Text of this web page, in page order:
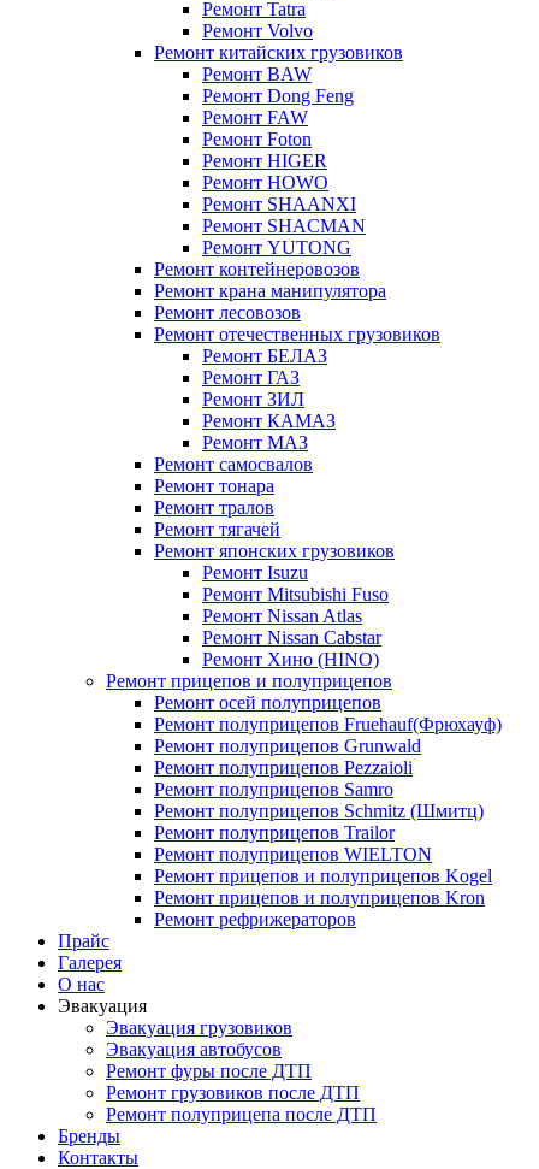
Ремонт Tatra
Ремонт Volvo
Ремонт китайских грузовиков
Ремонт BAW
Ремонт Dong Feng
Ремонт FAW
Ремонт Foton
Ремонт HIGER
Ремонт HOWO
Ремонт SHAANXI
Ремонт SHACMAN
Ремонт YUTONG
Ремонт контейнеровозов
Ремонт крана манипулятора
Ремонт лесовозов
Ремонт отечественных грузовиков
Ремонт БЕЛАЗ
Ремонт ГАЗ
Ремонт ЗИЛ
Ремонт КАМАЗ
Ремонт МАЗ
Ремонт самосвалов
Ремонт тонара
Ремонт тралов
Ремонт тягачей
Ремонт японских грузовиков
Ремонт Isuzu
Ремонт Mitsubishi Fuso
Ремонт Nissan Atlas
Ремонт Nissan Cabstar
Ремонт Хино (HINO)
Ремонт прицепов и полуприцепов
Ремонт осей полуприцепов
Ремонт полуприцепов Fruehauf(Фрюхауф)
Ремонт полуприцепов Grunwald
Ремонт полуприцепов Pezzaioli
Ремонт полуприцепов Samro
Ремонт полуприцепов Schmitz (Шмитц)
Ремонт полуприцепов Trailor
Ремонт полуприцепов WIELTON
Ремонт прицепов и полуприцепов Kogel
Ремонт прицепов и полуприцепов Kron
Ремонт рефрижераторов
Прайс
Галерея
О нас
Эвакуация
Эвакуация грузовиков
Эвакуация автобусов
Ремонт фуры после ДТП
Ремонт грузовиков после ДТП
Ремонт полуприцепа после ДТП
Бренды
Контакты